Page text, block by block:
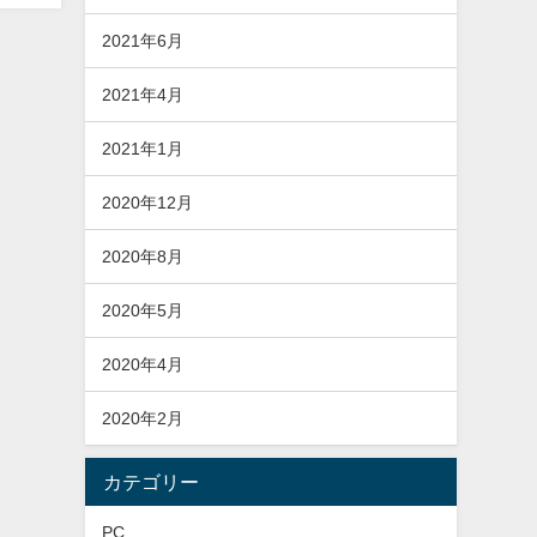
2021年6月
2021年4月
2021年1月
2020年12月
2020年8月
2020年5月
2020年4月
2020年2月
カテゴリー
PC